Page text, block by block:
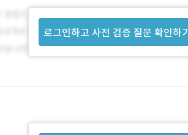
로그인하고 사전 검증 질문 확인하기